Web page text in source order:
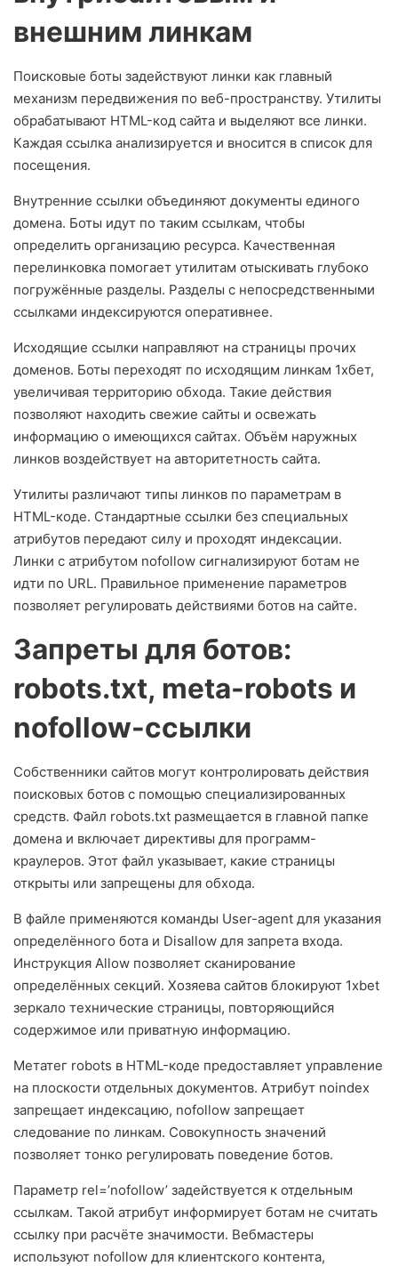
внешним линкам
Поисковые боты задействуют линки как главный
механизм передвижения по веб-пространству. Утилиты
обрабатывают HTML-код сайта и выделяют все линки.
Каждая ссылка анализируется и вносится в список для
посещения.
Внутренние ссылки объединяют документы единого
домена. Боты идут по таким ссылкам, чтобы
определить организацию ресурса. Качественная
перелинковка помогает утилитам отыскивать глубоко
погружённые разделы. Разделы с непосредственными
ссылками индексируются оперативнее.
Исходящие ссылки направляют на страницы прочих
доменов. Боты переходят по исходящим линкам 1хбет,
увеличивая территорию обхода. Такие действия
позволяют находить свежие сайты и освежать
информацию о имеющихся сайтах. Объём наружных
линков воздействует на авторитетность сайта.
Утилиты различают типы линков по параметрам в
HTML-коде. Стандартные ссылки без специальных
атрибутов передают силу и проходят индексации.
Линки с атрибутом nofollow сигнализируют ботам не
идти по URL. Правильное применение параметров
позволяет регулировать действиями ботов на сайте.
Запреты для ботов:
robots.txt, meta-robots и
nofollow-ссылки
Собственники сайтов могут контролировать действия
поисковых ботов с помощью специализированных
средств. Файл robots.txt размещается в главной папке
домена и включает директивы для программ-
краулеров. Этот файл указывает, какие страницы
открыты или запрещены для обхода.
В файле применяются команды User-agent для указания
определённого бота и Disallow для запрета входа.
Инструкция Allow позволяет сканирование
определённых секций. Хозяева сайтов блокируют 1xbet
зеркало технические страницы, повторяющийся
содержимое или приватную информацию.
Метатег robots в HTML-коде предоставляет управление
на плоскости отдельных документов. Атрибут noindex
запрещает индексацию, nofollow запрещает
следование по линкам. Совокупность значений
позволяет тонко регулировать поведение ботов.
Параметр rel=’nofollow’ задействуется к отдельным
ссылкам. Такой атрибут информирует ботам не считать
ссылку при расчёте значимости. Вебмастеры
используют nofollow для клиентского контента,